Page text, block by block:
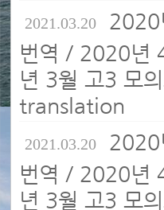
2021.03.20 2020
번역 / 2020년
년 3월 고3 모
translation
2021.03.20 2020
번역 / 2020년
년 3월 고3 모